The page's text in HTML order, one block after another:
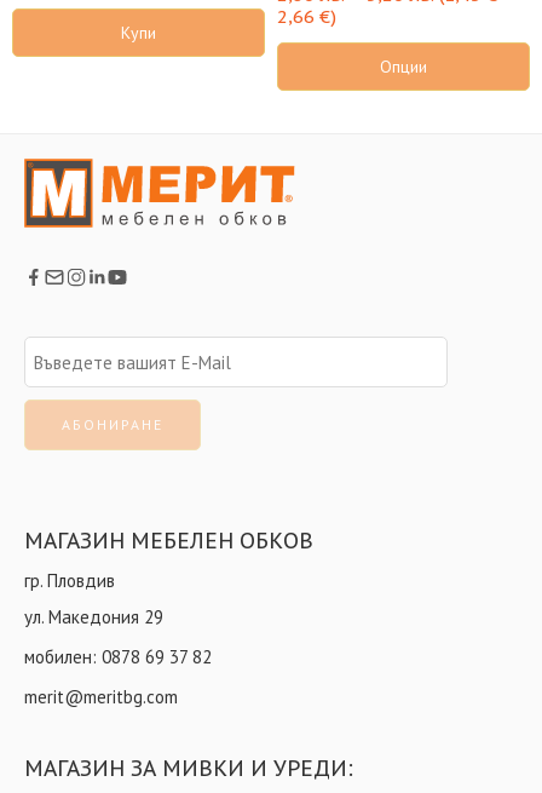
Купи
2,66 €)
Опции
МАГАЗИН МЕБЕЛЕН ОБКОВ
гр. Пловдив
ул. Македония 29
мобилен: 0878 69 37 82
merit@meritbg.com
МАГАЗИН ЗА МИВКИ И УРЕДИ: